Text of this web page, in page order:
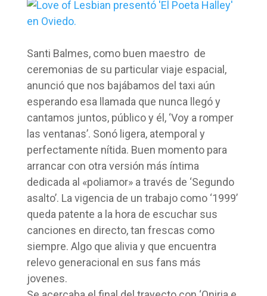
Santi Balmes, como buen maestro de
ceremonias de su particular viaje espacial,
anunció que nos bajábamos del taxi aún
esperando esa llamada que nunca llegó y
cantamos juntos, público y él, ‘Voy a romper
las ventanas’. Sonó ligera, atemporal y
perfectamente nítida. Buen momento para
arrancar con otra versión más íntima
dedicada al «poliamor» a través de ‘Segundo
asalto’. La vigencia de un trabajo como ‘1999’
queda patente a la hora de escuchar sus
canciones en directo, tan frescas como
siempre. Algo que alivia y que encuentra
relevo generacional en sus fans más
jovenes.